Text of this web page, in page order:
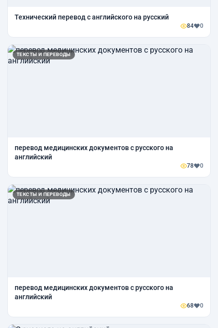
Технический перевод с английского на русский
84 0
ТЕКСТЫ И ПЕРЕВОДЫ
перевод медицинских документов с русского на
английский
78 0
ТЕКСТЫ И ПЕРЕВОДЫ
перевод медицинских документов с русского на
английский
68 0